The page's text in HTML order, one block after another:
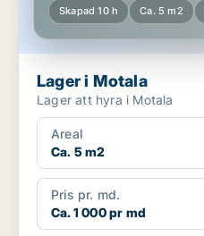
Skapad 10 h Ca. 5 m2
Lager i Motala
Lager att hyra i Motala
Areal
Ca. 5 m2
Pris pr. md.
Ca. 1 000 pr md